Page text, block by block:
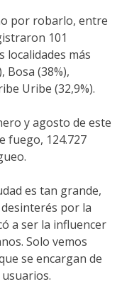
por robarlo, entre
101
localidades más
Bosa (38%),
Uribe (32,9%).
y agosto de este
fuego, 124.727
es tan grande,
por la
a ser la influencer
Solo vemos
se encargan de